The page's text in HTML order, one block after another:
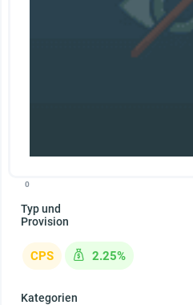
0
Typ und
Provision
CPS 2.25%
Kategorien